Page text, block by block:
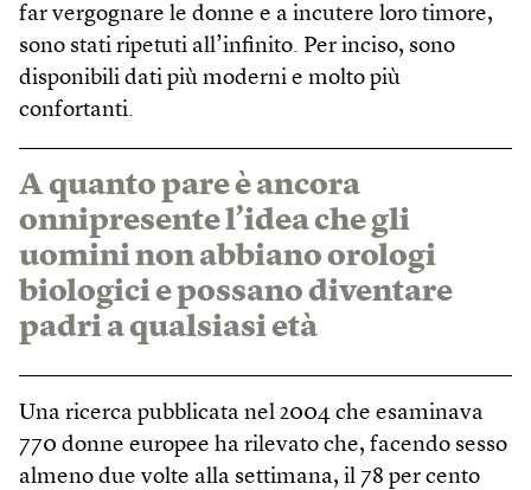
far vergognare le donne e a incutere loro timore,
sono stati ripetuti all’infinito. Per inciso, sono
disponibili dati più moderni e molto più
confortanti.
A quanto pare è ancora
onnipresente l’idea che gli
uomini non abbiano orologi
biologici e possano diventare
padri a qualsiasi età
Una ricerca pubblicata nel 2004 che esaminava
770 donne europee ha rilevato che, facendo sesso
almeno due volte alla settimana, il 78 per cento